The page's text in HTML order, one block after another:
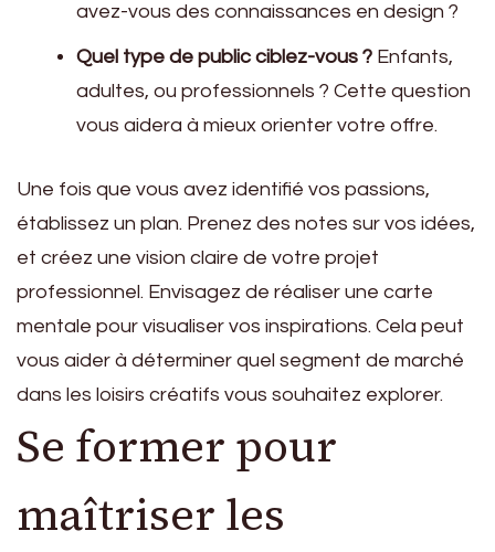
avez-vous des connaissances en design ?
Quel type de public ciblez-vous ? Enfants,
adultes, ou professionnels ? Cette question
vous aidera à mieux orienter votre offre.
Une fois que vous avez identifié vos passions,
établissez un plan. Prenez des notes sur vos idées,
et créez une vision claire de votre projet
professionnel. Envisagez de réaliser une carte
mentale pour visualiser vos inspirations. Cela peut
vous aider à déterminer quel segment de marché
dans les loisirs créatifs vous souhaitez explorer.
Se former pour
maîtriser les